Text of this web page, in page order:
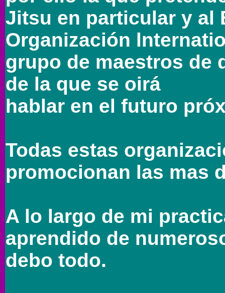
Jitsu en particular y al
Organización
grupo de maestros de
de la que se oirá
hablar en el futuro
Todas estas
promocionan las mas
A lo largo de mi
aprendido de
debo todo.